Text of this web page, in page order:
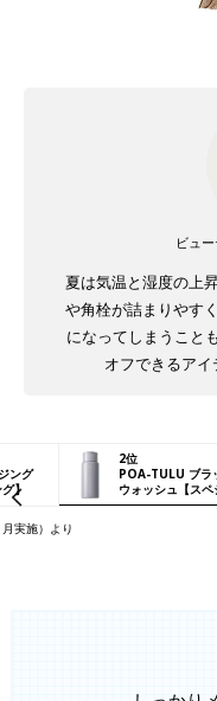
ビュ
夏は気温と湿度の上
や角栓が詰まりやす
になってしまうこと
オフできるアイ
ング
】
2位
POA-TULU ブラ
ウォッシュ 【ス
実施）より